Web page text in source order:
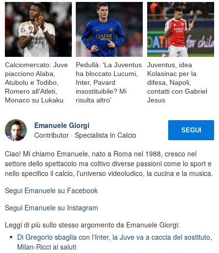
Calciomercato: Juve
piacciono Alaba,
Atubolu e Todibo,
Romero all'Atleti,
Monaco su Lukaku
Pedullà: 'La Juventus
ha bloccato Lucumi,
Inter, Pavard
insostituibile? Mi
risulta altro'
Juventus, idea
Kolasinac per la
difesa, Napoli,
contatti con Gabriel
Jesus
Emanuele Giorgi
Contributor · Specialista in Calcio
SEGUI
Ciao! Mi chiamo Emanuele, nato a Roma nel 1988, cresco nel
settore dello spettacolo ma coltivo diverse passioni come lo sport e
nello specifico il calcio, l'universo videoludico, la cucina e la musica.
Segui Emanuele su Facebook
Segui Emanuele su Instagram
Leggi di più sullo stesso argomento da Emanuele Giorgi:
Di Gregorio sbaglia con l'Inter, la Juve va a caccia del sostituto,
Milan-Ricci ai saluti